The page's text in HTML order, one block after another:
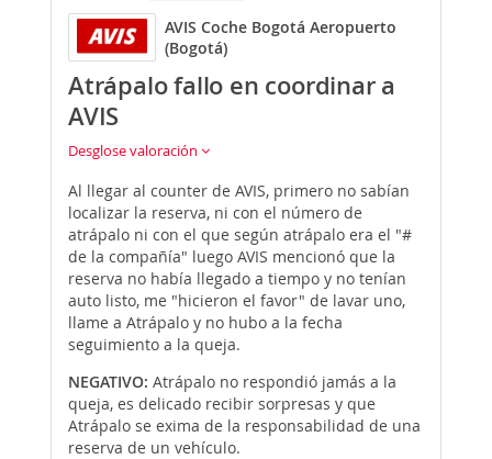
AVIS Coche Bogotá Aeropuerto
(Bogotá)
Atrápalo fallo en coordinar a
AVIS
Desglose valoración
Al llegar al counter de AVIS, primero no sabían
localizar la reserva, ni con el número de
atrápalo ni con el que según atrápalo era el "#
de la compañía" luego AVIS mencionó que la
reserva no había llegado a tiempo y no tenían
auto listo, me "hicieron el favor" de lavar uno,
llame a Atrápalo y no hubo a la fecha
seguimiento a la queja.
NEGATIVO: Atrápalo no respondió jamás a la
queja, es delicado recibir sorpresas y que
Atrápalo se exima de la responsabilidad de una
reserva de un vehículo.